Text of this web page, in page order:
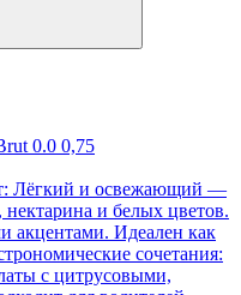
0.0 0,75
Лёгкий и освежающий —
и белых цветов.
акцентами. Идеален как
сочетания:
с цитрусовыми,